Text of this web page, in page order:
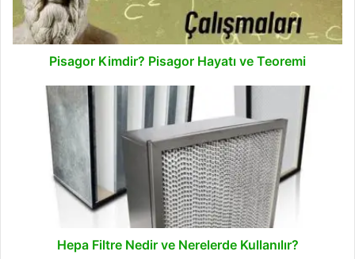
Pisagor Kimdir? Pisagor Hayatı ve Teoremi
Nerelerde
Kullanılır?
Hepa Filtre Nedir ve Nerelerde Kullanılır?